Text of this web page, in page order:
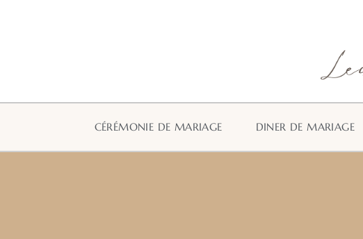
CÉRÉMONIE DE MARIAGE DINER DE MARIAGE